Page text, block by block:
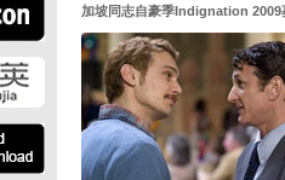
加坡同志自豪季Indignation 2009